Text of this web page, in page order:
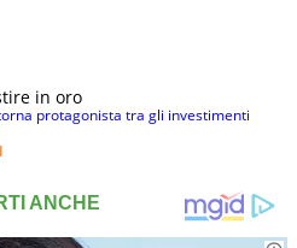
in oro
protagonista tra gli investimenti